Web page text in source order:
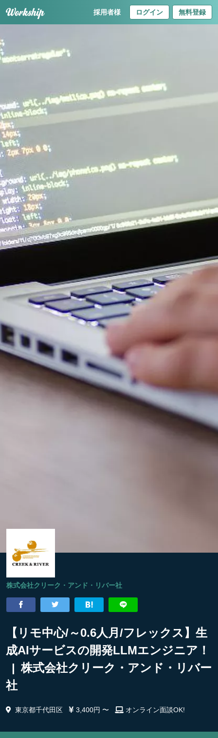
採用者様 ログイン 無料登録
株式会社クリーク・アンド・リバー社
【リモ中心/～0.6人月/フレックス】生
成AIサービスの開発LLMエンジニア！
| 株式会社クリーク・アンド・リバー
社
東京都千代田区 3,400円 〜 オンライン面談OK!